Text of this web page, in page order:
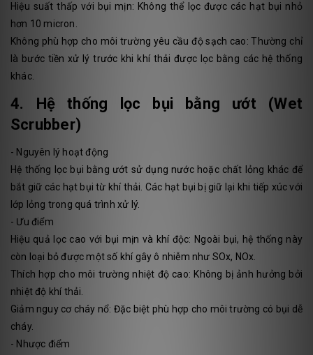
Hiệu suất thấp với bụi mịn: Không thể lọc được các hạt bụi nhỏ
hơn 10 micron.
Không phù hợp cho môi trường yêu cầu độ sạch cao: Thường chỉ
là bước tiền xử lý trước khi khí thải được lọc bằng các hệ thống
khác.
4. Hệ thống lọc bụi bằng ướt (Wet
Scrubber)
- Nguyên lý hoạt động
Hệ thống lọc bụi bằng ướt sử dụng nước hoặc chất lỏng khác để
bắt giữ các hạt bụi từ khí thải. Các hạt bụi bị giữ lại khi tiếp xúc với
lớp lỏng trong quá trình xử lý.
- Ưu điểm
Hiệu quả lọc cao với bụi mịn và khí độc: Ngoài bụi, hệ thống này
còn loại bỏ được một số khí gây ô nhiễm như SOx, NOx.
Thích hợp cho môi trường nhiệt độ cao: Không bị ảnh hưởng bởi
nhiệt độ khí thải.
Giảm nguy cơ cháy nổ: Đặc biệt phù hợp cho môi trường có bụi dễ
cháy.
- Nhược điểm